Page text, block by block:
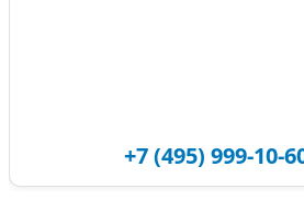
+7 (495) 999-10-